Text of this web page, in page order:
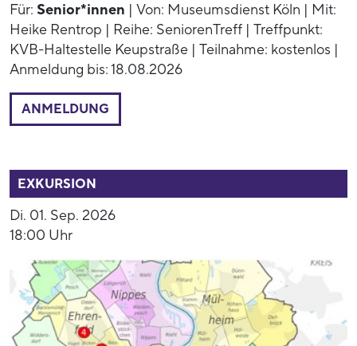
Für: Senior*innen | Von: Museumsdienst Köln | Mit:
Heike Rentrop | Reihe: SeniorenTreff | Treffpunkt:
KVB-Haltestelle Keupstraße | Teilnahme: kostenlos |
Anmeldung bis: 18.08.2026
ANMELDUNG
EXKURSION
Di. 01. Sep. 2026
18:00 Uhr